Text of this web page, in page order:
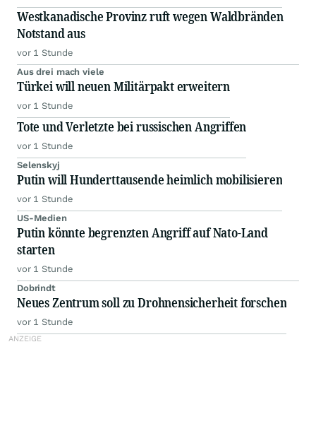
Westkanadische Provinz ruft wegen Waldbränden
Notstand aus
vor 1 Stunde
Aus drei mach viele
Türkei will neuen Militärpakt erweitern
vor 1 Stunde
Tote und Verletzte bei russischen Angriffen
vor 1 Stunde
Selenskyj
Putin will Hunderttausende heimlich mobilisieren
vor 1 Stunde
US-Medien
Putin könnte begrenzten Angriff auf Nato-Land
starten
vor 1 Stunde
Dobrindt
Neues Zentrum soll zu Drohnensicherheit forschen
vor 1 Stunde